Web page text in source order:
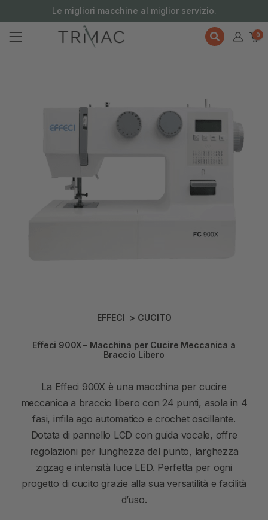
Le migliori macchine al miglior servizio.
0
EFFECI > CUCITO
Effeci 900X – Macchina per Cucire Meccanica a
Braccio Libero
La Effeci 900X è una macchina per cucire
meccanica a braccio libero con 24 punti, asola in 4
fasi, infila ago automatico e crochet oscillante.
Dotata di pannello LCD con guida vocale, offre
regolazioni per lunghezza del punto, larghezza
zigzag e intensità luce LED. Perfetta per ogni
progetto di cucito grazie alla sua versatilità e facilità
d’uso.